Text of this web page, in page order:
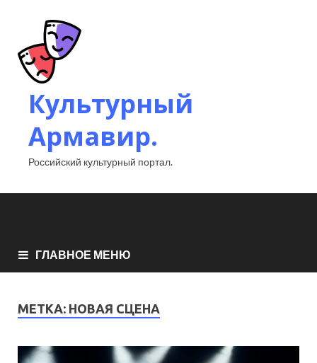
Культурный
Армавир.
Российский культурный портал.
ГЛАВНОЕ МЕНЮ
МЕТКА: НОВАЯ СЦЕНА